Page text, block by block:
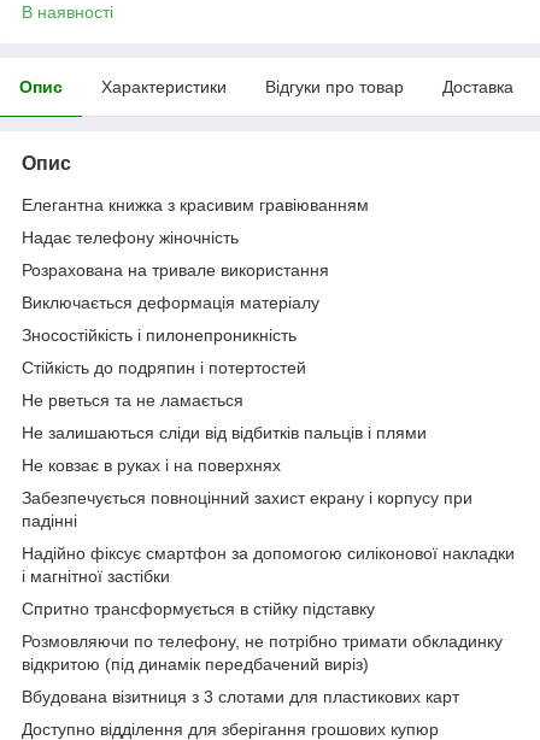
В наявності
Опис Характеристики Відгуки про товар Доставка
Опис
Елегантна книжка з красивим гравіюванням
Надає телефону жіночність
Розрахована на тривале використання
Виключається деформацiя матеріалу
Зносостійкість і пилонепроникність
Стійкість до подряпин і потертостей
Не рветься та не ламається
Не залишаються сліди від відбитків пальців і плями
Не ковзає в руках і на поверхнях
Забезпечується повноцінний захист екрану і корпусу при
падінні
Надійно фіксує смартфон за допомогою силіконової накладки
і магнітної застібки
Спритно трансформується в стійку підставку
Розмовляючи по телефону, не потрібно тримати обкладинку
відкритою (під динамік передбачений виріз)
Вбудована візитниця з 3 слотами для пластикових карт
Доступно відділення для зберігання грошових купюр